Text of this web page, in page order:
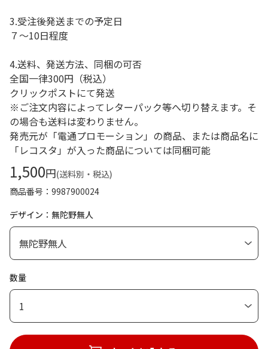
3.受注後発送までの予定日
７～10日程度
4.送料、発送方法、同梱の可否
全国一律300円（税込）
クリックポストにて発送
※ご注文内容によってレターパック等へ切り替えます。そ
の場合も送料は変わりません。
発売元が「電通プロモーション」の商品、または商品名に
「レコスタ」が入った商品については同梱可能
1,500円(送料別・税込)
商品番号
9987900024
デザイン：無陀野無人
数量
1